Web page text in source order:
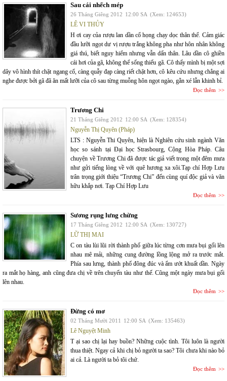
Sau cái nhếch mép
26 Tháng Giêng 2012 12:00 SA (Xem: 124653)
LÊ VI THỦY
H ơi cay của rượu lan dần cổ họng chạy dọc thân thể. Cảm giác
đầu lưỡi ngọt dư vị rượu trắng không pha như hôn nhân không
giá thú, biết nguy hiểm nhưng vẫn dấn thân. Lâu dần cô ghiền
cái hơi của gã, không thể sống thiếu gã. Cô thấy mình bị một sợi
dây vô hình thít chặt ngang cổ, càng quẫy đạp càng riết chặt hơn, cô kêu cứu nhưng chẳng ai
nghe được bởi gã đã ăn mất lưỡi của cô sau từng muỗng hôn ngọt ngào, gằn xé lẫn khinh bỉ.
Đọc thêm
Trương Chi
21 Tháng Giêng 2012 12:00 SA (Xem: 128354)
Nguyễn Thị Quyên (Pháp)
LTS : Nguyễn Thi Quyên, hiện là Nghiên cứu sinh ngành Văn
học so sánh tại Đại học Strasbourg, Cộng Hòa Pháp. Câu
chuyện về Trương Chi đã được tác giả viết trong một đêm mưa
như gửi tiếng lòng về với quê hương xa xôi.Tạp chí Hợp Lưu
trân trọng giới thiệu “Trương Chi” đến cùng quí độc giả và văn
hữu khắp nơi. Tạp Chí Hợp Lưu
Đọc thêm
Sương rụng lưng chừng
17 Tháng Giêng 2012 12:00 SA (Xem: 130727)
LỮ THỊ MAI
C on tàu lùi lũi rời thành phố giữa lúc từng cơn mưa bụi gối lên
nhau mê mải, những cung đường lồng lộng mở ra trước mắt.
Phía sau lưng, thành phố đông đúc và ẩm ướt khuất dần. Ngày
ra mắt họ hàng, anh cũng đưa chị về trên chuyến tàu như thế. Cũng một ngày mưa bụi gối
lên nhau.
Đọc thêm
Đừng có mơ
02 Tháng Mười 2011 12:00 SA (Xem: 135463)
Lê Nguyệt Minh
T ại sao chị lại hay buồn? Những cuộc tình. Tôi luôn là người
thua thiệt. Ngay cả khi chị bỏ người ta sao? Tôi chưa khi nào bỏ
ai cả. Là người ta bỏ tôi chứ.
Đọc thêm